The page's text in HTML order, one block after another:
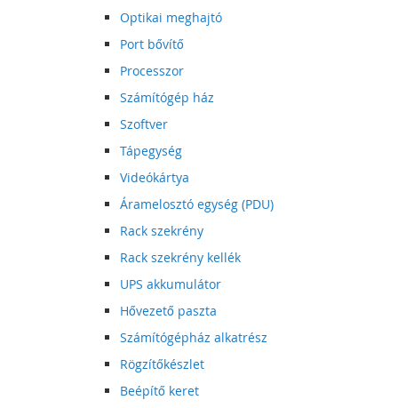
Optikai meghajtó
Port bővítő
Processzor
Számítógép ház
Szoftver
Tápegység
Videókártya
Áramelosztó egység (PDU)
Rack szekrény
Rack szekrény kellék
UPS akkumulátor
Hővezető paszta
Számítógépház alkatrész
Rögzítőkészlet
Beépítő keret